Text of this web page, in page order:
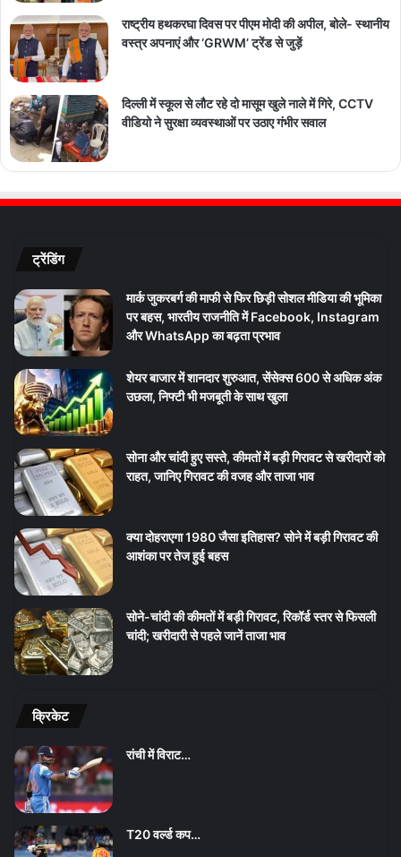
राष्ट्रीय हथकरघा दिवस पर पीएम मोदी की अपील, बोले- स्थानीय
वस्त्र अपनाएं और ‘GRWM’ ट्रेंड से जुड़ें
दिल्ली में स्कूल से लौट रहे दो मासूम खुले नाले में गिरे, CCTV
वीडियो ने सुरक्षा व्यवस्थाओं पर उठाए गंभीर सवाल
ट्रेंडिंग
मार्क जुकरबर्ग की माफी से फिर छिड़ी सोशल मीडिया की भूमिका
पर बहस, भारतीय राजनीति में Facebook, Instagram
और WhatsApp का बढ़ता प्रभाव
शेयर बाजार में शानदार शुरुआत, सेंसेक्स 600 से अधिक अंक
उछला, निफ्टी भी मजबूती के साथ खुला
सोना और चांदी हुए सस्ते, कीमतों में बड़ी गिरावट से खरीदारों को
राहत, जानिए गिरावट की वजह और ताजा भाव
क्या दोहराएगा 1980 जैसा इतिहास? सोने में बड़ी गिरावट की
आशंका पर तेज हुई बहस
सोने-चांदी की कीमतों में बड़ी गिरावट, रिकॉर्ड स्तर से फिसली
चांदी; खरीदारी से पहले जानें ताजा भाव
क्रिकेट
रांची में विराट…
T20 वर्ल्ड कप…